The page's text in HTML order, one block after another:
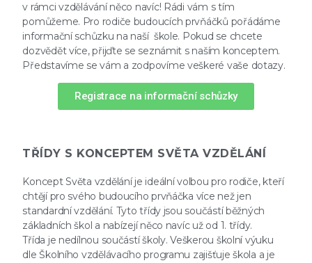
v rámci vzdělávání něco navíc! Rádi vám s tím
pomůžeme. Pro rodiče budoucích prvňáčků pořádáme
informační schůzku na naší škole. Pokud se chcete
dozvědět více, přijďte se seznámit s naším konceptem.
Představíme se vám a zodpovíme veškeré vaše dotazy.
Registrace na informační schůzky
TŘÍDY S KONCEPTEM SVĚTA VZDĚLÁNÍ
Koncept Světa vzdělání je ideální volbou pro rodiče, kteří
chtějí pro svého budoucího prvňáčka více než jen
standardní vzdělání. Tyto třídy jsou součástí běžných
základních škol a nabízejí něco navíc už od 1. třídy.
Třída je nedílnou součástí školy. Veškerou školní výuku
dle Školního vzdělávacího programu zajišťuje škola a je